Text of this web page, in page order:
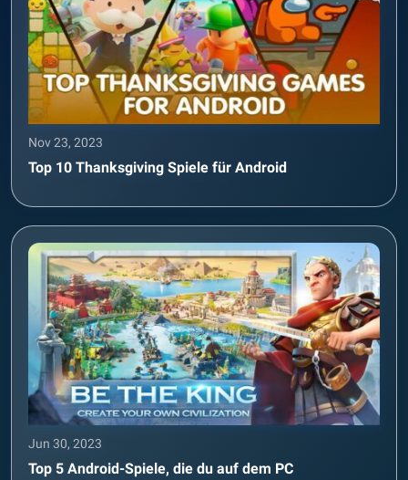
Nov 23, 2023
Top 10 Thanksgiving Spiele für Android
Jun 30, 2023
Top 5 Android-Spiele, die du auf dem PC